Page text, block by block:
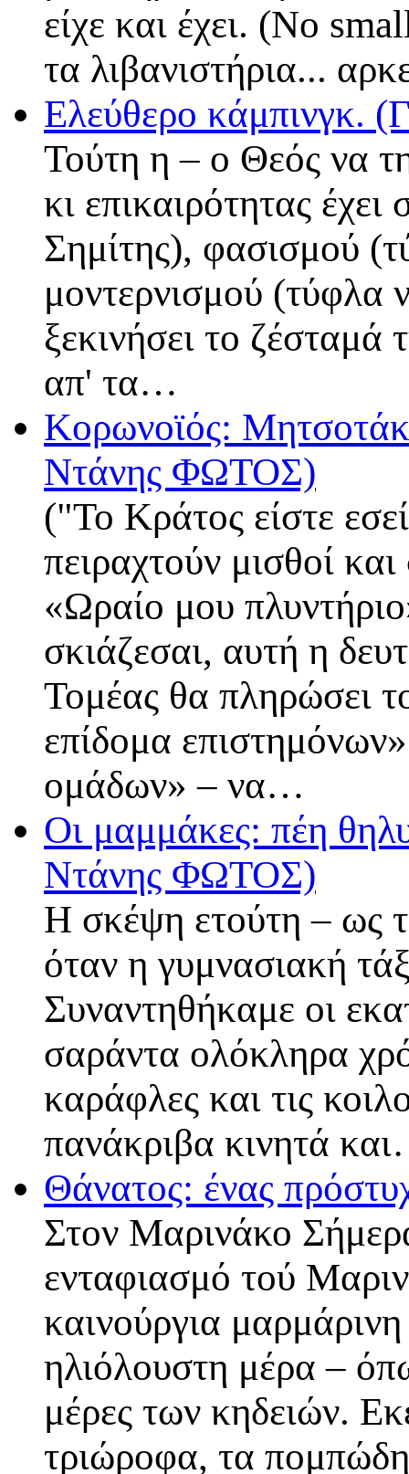
είχε και έχει. (No
τα λιβανιστήρια...
Ελεύθερο κάμπινγκ.
Τούτη η – ο Θεός να
κι επικαιρότητας
Σημίτης), φασισμού
μοντερνισμού (τύφλα
ξεκινήσει το ζέσταμά
απ' τα…
Κορωνοϊός:
Ντάνης ΦΩΤΟΣ)
("Το Κράτος είστε
πειραχτούν μισθοί
«Ωραίο μου
σκιάζεσαι, αυτή η
Τομέας θα πληρώσει
επίδομα
ομάδων» – να…
Οι μαμμάκες: πέη
Ντάνης ΦΩΤΟΣ)
Η σκέψη ετούτη – ως
όταν η γυμνασιακή
Συναντηθήκαμε οι
σαράντα ολόκληρα
καράφλες και τις
πανάκριβα κινητά
Θάνατος: ένας
Στον Μαρινάκο
ενταφιασμό τού
καινούργια
ηλιόλουστη μέρα –
μέρες των κηδειών.
τριώροφα, τα